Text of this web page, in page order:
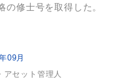
の修士号を取得した。
09月
セット管理人